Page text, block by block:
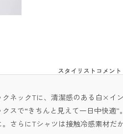
スタイリストコメント
ネックTに、清潔感のある白×イ
クスで“きちんと見えて一日中快適
さらにTシャツは接触冷感素材だ